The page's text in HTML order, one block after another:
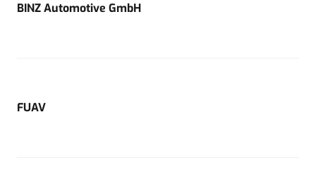
BINZ Automotive GmbH
FUAV